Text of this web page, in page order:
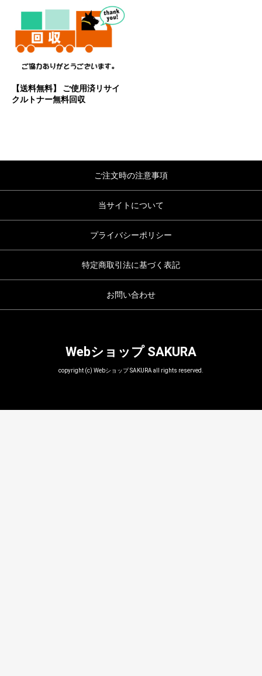
【送料無料】 ご使用済リサイ
クルトナー無料回収
ご注文時の注意事項
当サイトについて
プライバシーポリシー
特定商取引法に基づく表記
お問い合わせ
Webショップ SAKURA
copyright (c) Webショップ SAKURA all rights reserved.